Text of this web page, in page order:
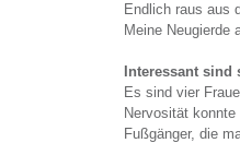
Endlich raus aus
Meine Neugierde
Interessant sind
Es sind vier
Nervosität
Fußgänger, die